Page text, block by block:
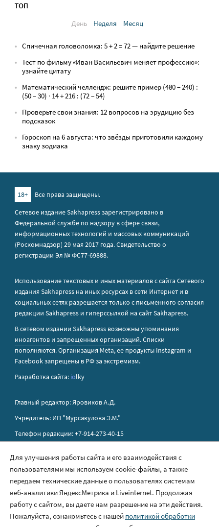
ТОП
День
Неделя Месяц
Спичечная головоломка: 5 + 2 = 72 — найдите решение
Тест по фильму «Иван Васильевич меняет профессию»:
узнайте цитату
Математический челлендж: решите пример (480 − 240) :
(50 − 30) · 14 + 216 : (72 − 54)
Проверьте свои знания: 12 вопросов на эрудицию без
подсказок
Гороскоп на 6 августа: что звёзды приготовили каждому
знаку зодиака
18+
Все права защищены.
Сетевое издание Sakhapress зарегистрировано в
Федеральной службе по надзору в сфере связи,
информационных технологий и массовых коммуникаций
(Роскомнадзор) 29 мая 2017 года. Свидетельство о
регистрации Эл № ФС77-69888.
Использование текстовых и иных материалов с сайта Сетевого
издания Sakhapress на иных ресурсах в сети Интернет и в
социальных сетях разрешается только с письменного согласия
редакции Sakhapress и гиперссылкой на сайт Sakhapress.
В сетевом издании Sakhapress возможны упоминания
иноагентов и запрещенных организаций. Списки
пополняются. Организация Metа, ее продукты Instagram и
Facebook запрещены в РФ за экстремизм.
Разработка сайта: iolky
Главный редактор: Яровиков А.Д.
Учредитель: ИП "Мурсакулова Э.М."
Телефон редакции: +7-914-273-40-15
Правила сайта
Политика обработки персональных данных
Размещение рекламы
Контакты
Для улучшения работы сайта и его взаимодействия с
пользователями мы используем cookie-файлы, а также
передаем технические данные о пользователях системам
веб-аналитики ЯндексМетрика и Liveinternet. Продолжая
работу с сайтом, вы даете нам разрешение на эти действия.
Пожалуйста, ознакомьтесь с нашей политикой обработки